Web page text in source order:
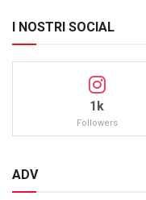
I NOSTRI SOCIAL
1k
Followers
ADV